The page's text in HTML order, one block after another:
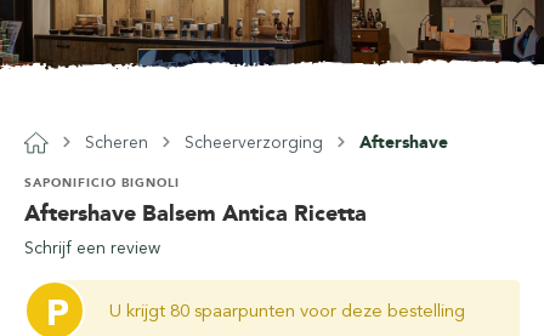
Scheren Scheerverzorging Aftershave
Aftershave Balsem Antica Ricetta
SAPONIFICIO BIGNOLI
Schrijf een review
P U krijgt 80 spaarpunten voor deze bestelling